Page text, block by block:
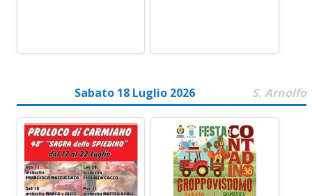
Sabato 18 Luglio 2026 S. Arnolfo